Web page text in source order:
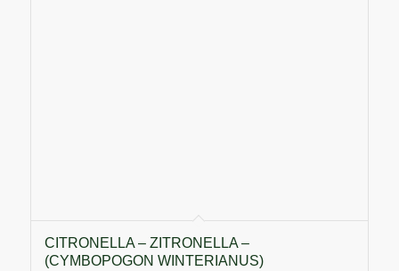
CITRONELLA – ZITRONELLA –
(CYMBOPOGON WINTERIANUS)